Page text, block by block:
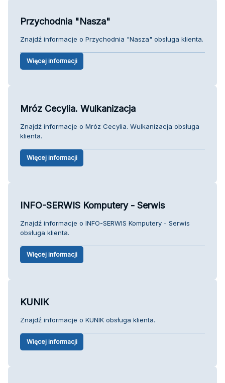
Przychodnia "Nasza"
Znajdź informacje o Przychodnia "Nasza" obsługa klienta.
Więcej informacji
Mróz Cecylia. Wulkanizacja
Znajdź informacje o Mróz Cecylia. Wulkanizacja obsługa
klienta.
Więcej informacji
INFO-SERWIS Komputery - Serwis
Znajdź informacje o INFO-SERWIS Komputery - Serwis
obsługa klienta.
Więcej informacji
KUNIK
Znajdź informacje o KUNIK obsługa klienta.
Więcej informacji